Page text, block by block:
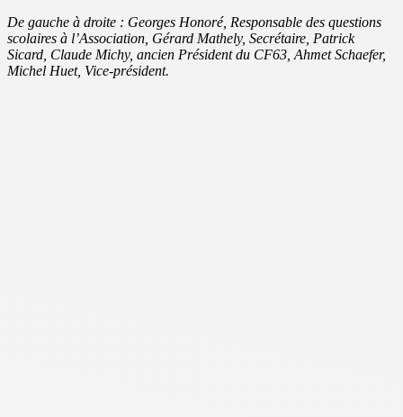
De gauche à droite : Georges Honoré, Responsable des questions
scolaires à l’Association, Gérard Mathely, Secrétaire, Patrick
Sicard, Claude Michy, ancien Président du CF63, Ahmet Schaefer,
Michel Huet, Vice-président.